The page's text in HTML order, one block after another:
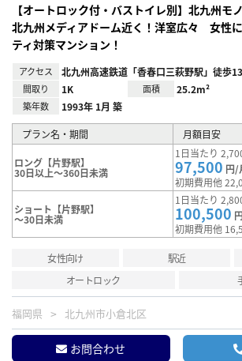
【オートロック付・バストイレ別】北九州モ
北九州メディアドーム近く！洋室広々 女性
ティ対策マンション！
アクセス 北九州高速鉄道「香春口三萩野駅」徒歩
間取り 1K 面積 25.2m²
築年数 1993年 1月 築
プラン名・期間 月額目安
ロング【片野駅】
30日以上～360日未満
1日当たり
97,500 円/
初期費用他
ショート【片野駅】
～30日未満
1日当たり
100,500
初期費用他
女性向け 駅近
オートロック
福岡県 北九州市小倉北区
お問合わせ